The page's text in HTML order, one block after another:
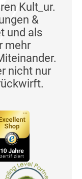
Kult_ur.
&
und als
mehr
nicht nur